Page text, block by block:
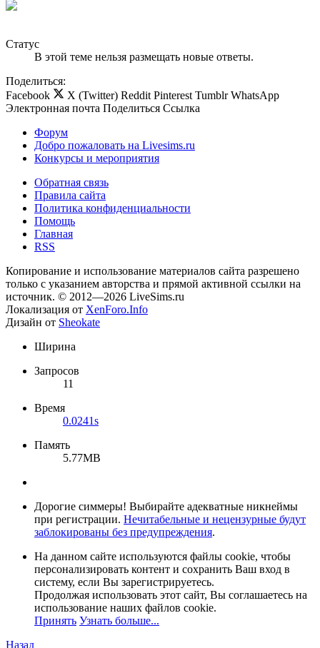
Статус
В этой теме нельзя размещать новые ответы.
Поделиться:
Facebook
X (Twitter) Reddit Pinterest Tumblr WhatsApp
Электронная почта Поделиться Ссылка
Форум
Добро пожаловать на Livesims.ru
Конкурсы и мероприятия
Обратная связь
Правила сайта
Политика конфиденциальности
Помощь
Главная
RSS
Копирование и использование материалов сайта разрешено
только с указанием авторства и прямой активной ссылки на
источник. © 2012—2026 LiveSims.ru
Локализация от XenForo.Info
Дизайн от Sheokate
Ширина
Запросов
11
Время
0.0241s
Память
5.77MB
Дорогие симмеры! Выбирайте адекватные никнеймы
при регистрации. Нечитабельные и нецензурные будут
заблокированы без предупреждения.
На данном сайте используются файлы cookie, чтобы
персонализировать контент и сохранить Ваш вход в
систему, если Вы зарегистрируетесь.
Продолжая использовать этот сайт, Вы соглашаетесь на
использование наших файлов cookie.
Принять Узнать больше...
Назад